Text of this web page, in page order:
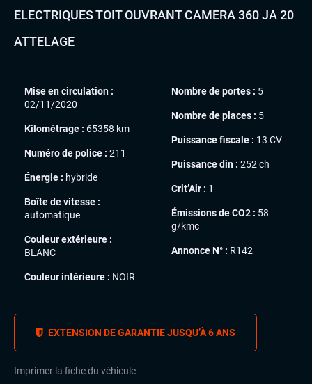
ELECTRIQUES TOIT OUVRANT CAMERA 360 JA 20
ATTELAGE
Mise en circulation :
02/11/2020
Kilométrage : 65358 km
Numéro de police : 211
Énergie : hybride
Boîte de vitesse :
automatique
Couleur extérieure :
BLANC
Couleur intérieure : NOIR
Nombre de portes : 5
Nombre de places : 5
Puissance fiscale : 13 CV
Puissance din : 252 ch
Crit’Air : 1
Émissions de CO2 : 58
g/kmc
Annonce N° : R142
EXTENSION DE GARANTIE JUSQU’À 6 ANS
Imprimer la fiche du véhicule